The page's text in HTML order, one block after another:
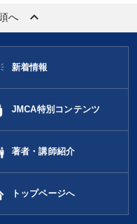
へ keyboard_arrow_up
新着情報
JMCA特別コンテンツ
著者・講師紹介
トップページへ